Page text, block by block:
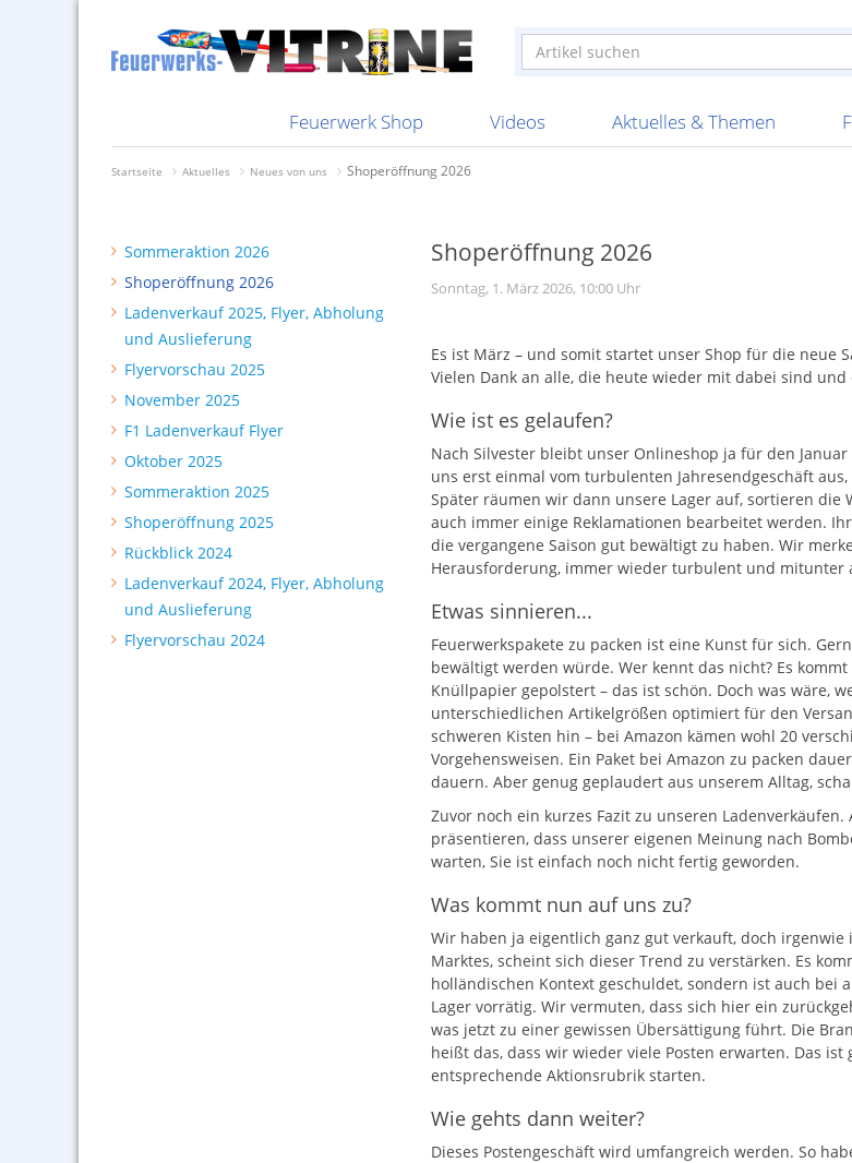
Feuerwerk Shop
Bunte Feuerwerksvitrine
Kisten
Raketen
Sortimente
Schallerzeuger P1
Feuerwerk T1
Videos
2026
Silvester 2025
Knallkörper
Batterien
Knallkörper
Batterien
Aktuelles & Themen
Shoperöffnung 2026
Ladenverkauf 2025, Flyer,
Schweizer Impressionen
Feuerwerkstourismus
Ladenverkauf 2024
20 Jahre Feuerwerksvitrine
Depyfag, Pyrofa &
Silberhütte
Knallkörper
Batterien
Fireworks Apel Feuerwerk
BKV Vuurwerk
Mindestbestellwert
Selbstabholung
Zahlfristen
Rabatte
Bestellschluss
Altersnachweis
Startseite Aktuelles Neues von uns Shoperöffnung 2026
Sommeraktion 2026
Shoperöffnung 2026
Ladenverkauf 2025, Flyer, Abholung
und Auslieferung
Flyervorschau 2025
November 2025
F1 Ladenverkauf Flyer
Oktober 2025
Sommeraktion 2025
Shoperöffnung 2025
Rückblick 2024
Ladenverkauf 2024, Flyer, Abholung
und Auslieferung
Flyervorschau 2024
Shoperöffnung 2026
Sonntag, 1. März 2026, 10:00 Uhr
Es ist März – und somit startet unser Shop für die neue
Vielen Dank an alle, die heute wieder mit dabei sind und
Wie ist es gelaufen?
Nach Silvester bleibt unser Onlineshop ja für den
uns erst einmal vom turbulenten Jahresendgeschäft
Später räumen wir dann unsere Lager auf, sortieren
auch immer einige Reklamationen bearbeitet werden.
die vergangene Saison gut bewältigt zu haben. Wir
Herausforderung, immer wieder turbulent und mitunter
Etwas sinnieren...
Feuerwerkspakete zu packen ist eine Kunst für sich.
bewältigt werden würde. Wer kennt das nicht? Es
Knüllpapier gepolstert – das ist schön. Doch was wäre,
unterschiedlichen Artikelgrößen optimiert für den
schweren Kisten hin – bei Amazon kämen wohl 20
Vorgehensweisen. Ein Paket bei Amazon zu packen
dauern. Aber genug geplaudert aus unserem Alltag,
Zuvor noch ein kurzes Fazit zu unseren
präsentieren, dass unserer eigenen Meinung nach
warten, Sie ist einfach noch nicht fertig geworden.
Was kommt nun auf uns zu?
Wir haben ja eigentlich ganz gut verkauft, doch
Marktes, scheint sich dieser Trend zu verstärken. Es
holländischen Kontext geschuldet, sondern ist auch
Lager vorrätig. Wir vermuten, dass sich hier ein
was jetzt zu einer gewissen Übersättigung führt. Die
heißt das, dass wir wieder viele Posten erwarten. Das
entsprechende Aktionsrubrik starten.
Wie gehts dann weiter?
Dieses Postengeschäft wird umfangreich werden. So